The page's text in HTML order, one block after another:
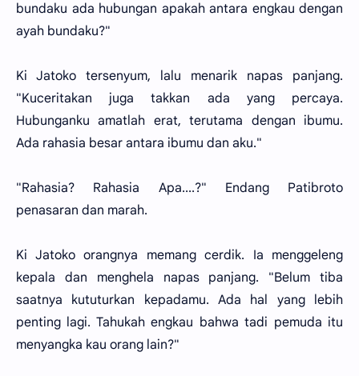
bundaku ada hubungan apakah antara engkau dengan
ayah bundaku?"
Ki Jatoko tersenyum, lalu menarik napas panjang.
"Kuceritakan juga takkan ada yang percaya.
Hubunganku amatlah erat, terutama dengan ibumu.
Ada rahasia besar antara ibumu dan aku."
"Rahasia? Rahasia Apa....?" Endang Patibroto
penasaran dan marah.
Ki Jatoko orangnya memang cerdik. Ia menggeleng
kepala dan menghela napas panjang. "Belum tiba
saatnya kututurkan kepadamu. Ada hal yang lebih
penting lagi. Tahukah engkau bahwa tadi pemuda itu
menyangka kau orang lain?"